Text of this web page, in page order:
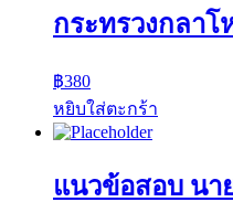
กระทรวงกลาโ
฿380
หยิบใส่ตะกร้า
แนวข้อสอบ นา